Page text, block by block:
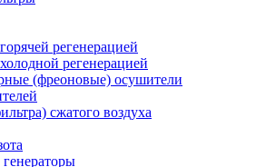
регенерацией
регенерацией
(фреоновые) осушители
сжатого воздуха